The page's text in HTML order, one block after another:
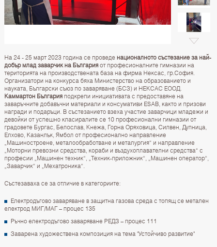
На 24 - 25 март 2023 година се проведе националното състезание за най-
добър млад заварчик на Българияот професионалните гимназии на
територията на производствената база на фирма Нексас, гр.София.
Организатори на конкурса бяха Министерство на образованието и
науката, Български съюз по заваряване (БСЗ) и НЕКСАС ЕООД.
Каммартон Българияподкрепи инициативата с предоставяне на
заваръчните добавъчни материали и консумативи ESAB, както и призови
награди и подаръци. В състезанието взеха участие заварчици младежи и
девойки от успешно класиралите се 10 професионални гимназии от
градовете Бургас, Белослав, Кнежа, Горна Оряховица, Силвен, Дупница,
Елхово, Казанлък, Ямбол от професионално направление
„Машиностроене, металообработване и металургия“ и направление
„Моторни превозни средства, кораби и въздухоплавателни средства“ с
професии „Машинен техник“, „Техник-приложник“, „Машинен оператор“,
„Заварчик“ и „Мехатроника“.
Състезаваха се за отличие в категориите:
Електродъгово заваряване в защитна газова среда с топящ се метален
електрод МИГ/МАГ – процес 135
Ръчно електродъгово заваряване РЕДЗ – процес 111
Заварена художествена композиция на тема "Устойчиво развитие"